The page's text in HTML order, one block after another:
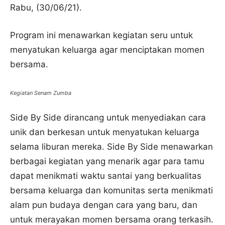
Rabu, (30/06/21).
Program ini menawarkan kegiatan seru untuk
menyatukan keluarga agar menciptakan momen
bersama.
Kegiatan Senam Zumba
Side By Side dirancang untuk menyediakan cara
unik dan berkesan untuk menyatukan keluarga
selama liburan mereka. Side By Side menawarkan
berbagai kegiatan yang menarik agar para tamu
dapat menikmati waktu santai yang berkualitas
bersama keluarga dan komunitas serta menikmati
alam pun budaya dengan cara yang baru, dan
untuk merayakan momen bersama orang terkasih.